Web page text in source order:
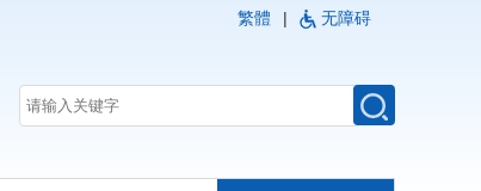
繁體 | 无障碍